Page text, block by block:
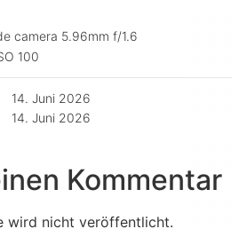
camera 5.96mm f/1.6
100
14. Juni 2026
14. Juni 2026
Kommentar
wird nicht veröffentlicht.